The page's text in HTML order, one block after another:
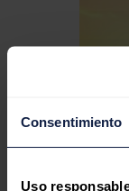
Consentimiento
Uso